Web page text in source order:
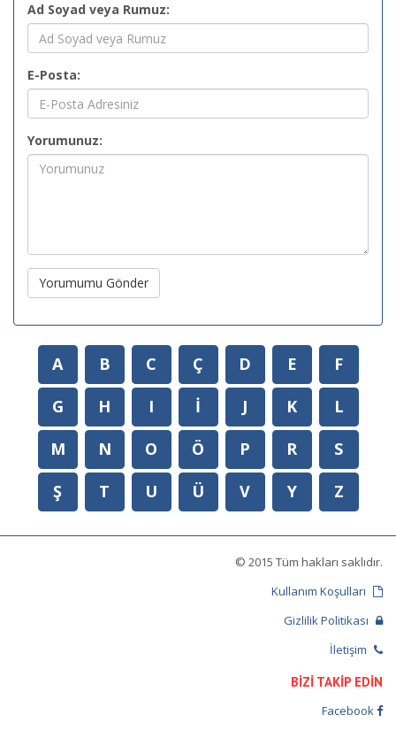
Ad Soyad veya Rumuz:
E-Posta:
Yorumunuz:
Yorumumu Gönder
A B C Ç D E
F
G
H I İ J K
L
M
N O Ö P R
S
Ş
T U Ü V Y Z
© 2015 Tüm hakları saklıdır.
Kullanım Koşulları
Gizlilik Politikası
İletişim
BİZİ TAKİP EDİN
Facebook